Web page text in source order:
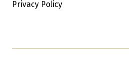
Privacy Policy